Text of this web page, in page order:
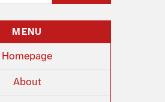
MENU
Homepage
About